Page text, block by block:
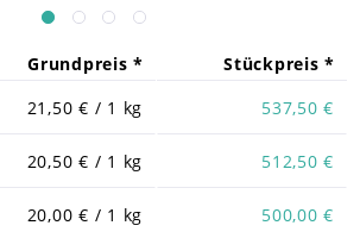
Grundpreis *
Stückpreis *
21,50 € / 1 kg 537,50 €
20,50 € / 1 kg 512,50 €
20,00 € / 1 kg 500,00 €